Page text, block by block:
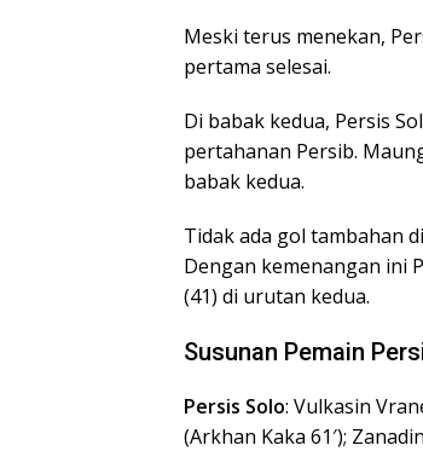
Meski terus menekan,
pertama selesai.
Di babak kedua, Persis
pertahanan Persib.
babak kedua.
Tidak ada gol tambahan
Dengan kemenangan ini
(41) di urutan kedua.
Susunan Pemain
Persis Solo: Vulkasin
(Arkhan Kaka 61′);